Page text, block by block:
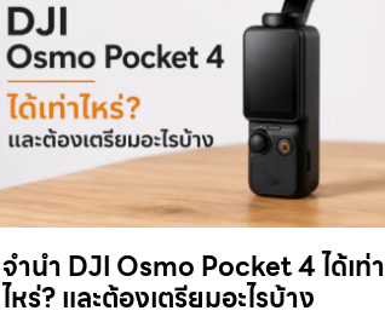
จำนำ DJI Osmo Pocket 4 ได้เท่า
ไหร่? และต้องเตรียมอะไรบ้าง